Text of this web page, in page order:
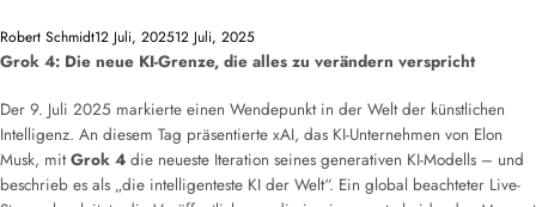
Robert Schmidt12 Juli, 202512 Juli, 2025
Grok 4: Die neue KI-Grenze, die alles zu verändern verspricht
Der 9. Juli 2025 markierte einen Wendepunkt in der Welt der künstlichen
Intelligenz. An diesem Tag präsentierte xAI, das KI-Unternehmen von Elon
Musk, mitGrok 4 die neueste Iteration seines generativen KI-Modells – und
beschrieb es als „die intelligenteste KI der Welt“. Ein global beachteter Live-